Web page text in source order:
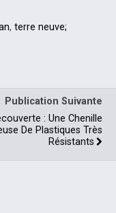
, terre neuve;
Publication Suivante
: Une Chenille
De Plastiques Très
Résistants